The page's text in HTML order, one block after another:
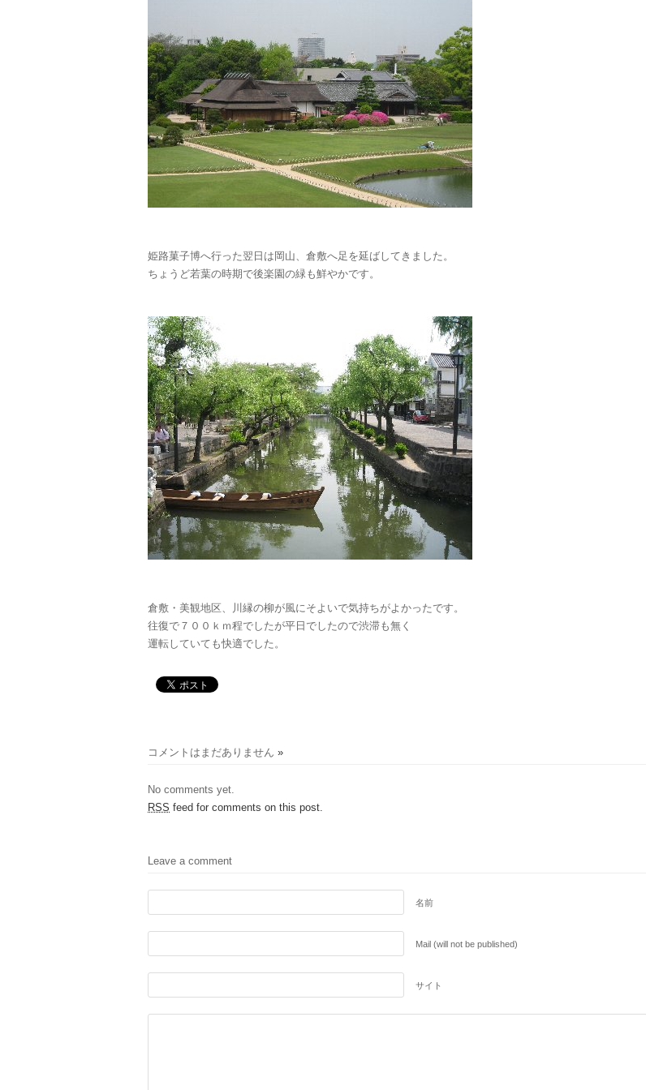
姫路菓子博へ行った翌日は岡山、倉敷へ足を延ばしてきました。
ちょうど若葉の時期で後楽園の緑も鮮やかです。
倉敷・美観地区、川縁の柳が風にそよいで気持ちがよかったです。
往復で７００ｋｍ程でしたが平日でしたので渋滞も無く
運転していても快適でした。
コメントはまだありません »
No comments yet.
RSS feed for comments on this post.
Leave a comment
名前
Mail (will not be published)
サイト